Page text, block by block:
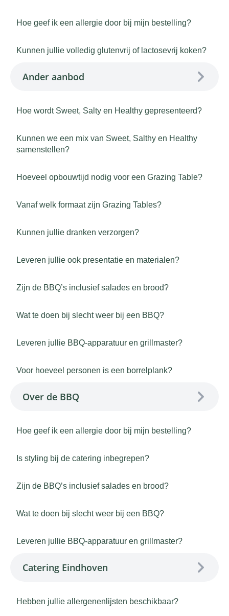
Hoe geef ik een allergie door bij mijn bestelling?
Kunnen jullie volledig glutenvrij of lactosevrij koken?
Ander aanbod
Hoe wordt Sweet, Salty en Healthy gepresenteerd?
Kunnen we een mix van Sweet, Salthy en Healthy
samenstellen?
Hoeveel opbouwtijd nodig voor een Grazing Table?
Vanaf welk formaat zijn Grazing Tables?
Kunnen jullie dranken verzorgen?
Leveren jullie ook presentatie en materialen?
Zijn de BBQ’s inclusief salades en brood?
Wat te doen bij slecht weer bij een BBQ?
Leveren jullie BBQ-apparatuur en grillmaster?
Voor hoeveel personen is een borrelplank?
Over de BBQ
Hoe geef ik een allergie door bij mijn bestelling?
Is styling bij de catering inbegrepen?
Zijn de BBQ’s inclusief salades en brood?
Wat te doen bij slecht weer bij een BBQ?
Leveren jullie BBQ-apparatuur en grillmaster?
Catering Eindhoven
Hebben jullie allergenenlijsten beschikbaar?